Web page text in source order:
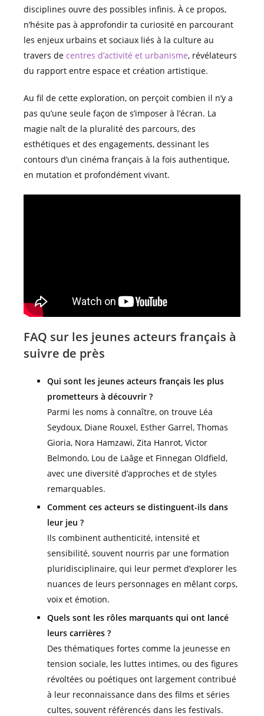
disciplines ouvre des possibles infinis. À ce propos,
n’hésite pas à approfondir ta curiosité en parcourant
les enjeux urbains et sociaux liés à la culture au
travers de centres d’activité et urbanisme, révélateurs
du rapport entre espace et création artistique.
Au fil de cette exploration, on perçoit combien il n’y a
pas qu’une seule façon de s’imposer à l’écran. La
magie naît de la pluralité des parcours, des
esthétiques et des engagements, dessinant les
contours d’un cinéma français à la fois authentique,
en mutation et profondément vivant.
FAQ sur les jeunes acteurs français à
suivre de près
Qui sont les jeunes acteurs français les plus
prometteurs à découvrir ?
Parmi les noms à connaître, on trouve Léa
Seydoux, Diane Rouxel, Esther Garrel, Thomas
Gioria, Nora Hamzawi, Zita Hanrot, Victor
Belmondo, Lou de Laâge et Finnegan Oldfield,
avec une diversité d’approches et de styles
remarquables.
Comment ces acteurs se distinguent-ils dans
leur jeu ?
Ils combinent authenticité, intensité et
sensibilité, souvent nourris par une formation
pluridisciplinaire, qui leur permet d’explorer les
nuances de leurs personnages en mêlant corps,
voix et émotion.
Quels sont les rôles marquants qui ont lancé
leurs carrières ?
Des thématiques fortes comme la jeunesse en
tension sociale, les luttes intimes, ou des figures
révoltées ou poétiques ont largement contribué
à leur reconnaissance dans des films et séries
cultes, souvent référencés dans les festivals.